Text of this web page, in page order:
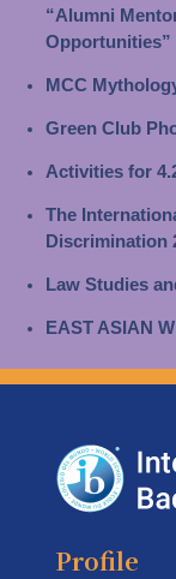
“Alumni
Opportunities”
MCC
Green Club
Activities for
The
Discrimination
Law Studies
EAST ASIAN
Profile